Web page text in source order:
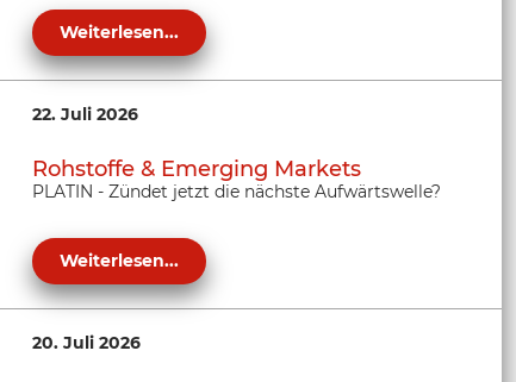
Weiterlesen...
22. Juli 2026
Rohstoffe & Emerging Markets
PLATIN - Zündet jetzt die nächste Aufwärtswelle?
Weiterlesen...
20. Juli 2026